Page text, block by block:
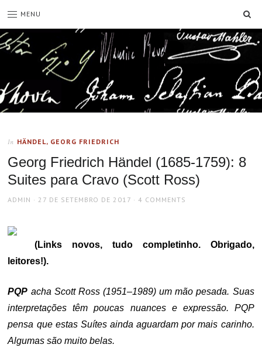
MENU
In HÄNDEL, GEORG FRIEDRICH
Georg Friedrich Händel (1685-1759): 8
Suites para Cravo (Scott Ross)
AUTHOR
ADMIN
POSTED
27 DE SETEMBRO DE 2017 4 COMMENTS
(Links novos, tudo completinho. Obrigado,
leitores!).
PQP acha Scott Ross (1951–1989) um mão pesada. Suas
interpretações têm poucas nuances e expressão. PQP
pensa que estas Suítes ainda aguardam por mais carinho.
Algumas são muito belas.